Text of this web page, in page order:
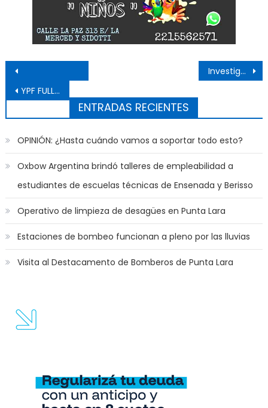
Navegación de entradas
YPF FULL vendió más de 20 millones de cafés en 2025
Investigan la muerte de un vecino de 51 años en su casa
ENTRADAS RECIENTES
OPINIÓN: ¿Hasta cuándo vamos a soportar todo esto?
Oxbow Argentina brindó talleres de empleabilidad a
estudiantes de escuelas técnicas de Ensenada y Berisso
Operativo de limpieza de desagües en Punta Lara
Estaciones de bombeo funcionan a pleno por las lluvias
Visita al Destacamento de Bomberos de Punta Lara